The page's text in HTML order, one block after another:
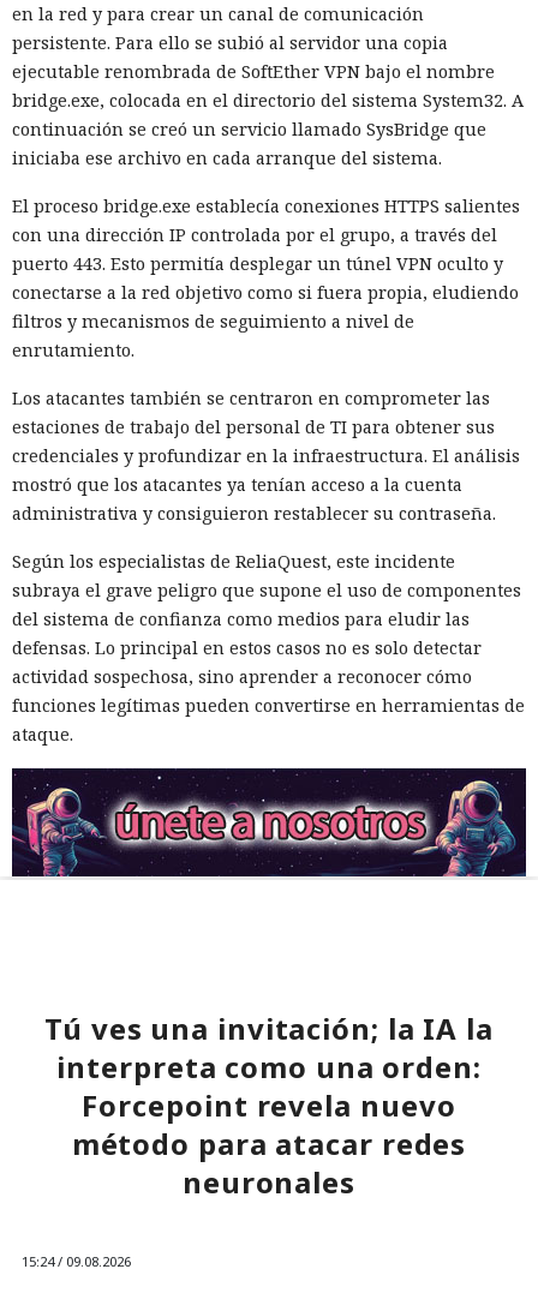
en la red y para crear un canal de comunicación
persistente. Para ello se subió al servidor una copia
ejecutable renombrada de SoftEther VPN bajo el nombre
bridge.exe, colocada en el directorio del sistema System32. A
continuación se creó un servicio llamado SysBridge que
iniciaba ese archivo en cada arranque del sistema.
El proceso bridge.exe establecía conexiones HTTPS salientes
con una dirección IP controlada por el grupo, a través del
puerto 443. Esto permitía desplegar un túnel VPN oculto y
conectarse a la red objetivo como si fuera propia, eludiendo
filtros y mecanismos de seguimiento a nivel de
enrutamiento.
Los atacantes también se centraron en comprometer las
estaciones de trabajo del personal de TI para obtener sus
credenciales y profundizar en la infraestructura. El análisis
mostró que los atacantes ya tenían acceso a la cuenta
administrativa y consiguieron restablecer su contraseña.
Según los especialistas de ReliaQuest, este incidente
subraya el grave peligro que supone el uso de componentes
del sistema de confianza como medios para eludir las
defensas. Lo principal en estos casos no es solo detectar
actividad sospechosa, sino aprender a reconocer cómo
funciones legítimas pueden convertirse en herramientas de
ataque.
Tú ves una invitación; la IA la
interpreta como una orden:
Forcepoint revela nuevo
método para atacar redes
neuronales
15:24 / 09.08.2026